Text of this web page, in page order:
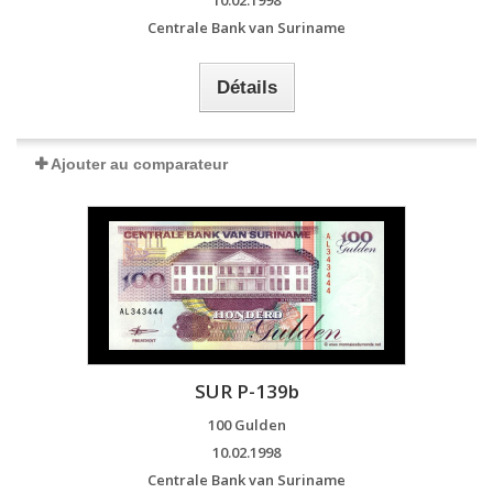
Centrale Bank van Suriname
Détails
Ajouter au comparateur
SUR P-139b
100 Gulden
10.02.1998
Centrale Bank van Suriname